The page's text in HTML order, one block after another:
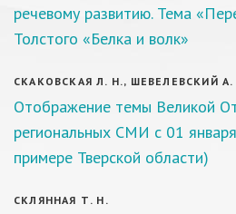
речевому развитию. Тема
Толстого «Белка и волк»
СКАКОВСКАЯ Л. Н., ШЕВЕЛЕВСКИЙ
Отображение темы Великой
региональных СМИ с 01
примере Тверской области)
СКЛЯННАЯ Т. Н.